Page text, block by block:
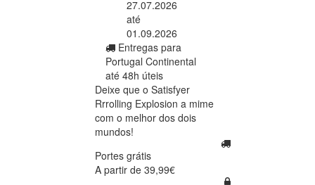
27.07.2026
até
01.09.2026
Entregas para
Portugal Continental
até 48h úteis
Deixe que o Satisfyer
Rrrolling Explosion a mime
com o melhor dos dois
mundos!
Portes grátis
A partir de 39,99€